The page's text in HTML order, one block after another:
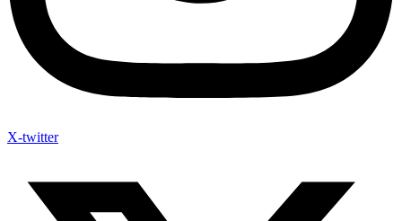
X-twitter